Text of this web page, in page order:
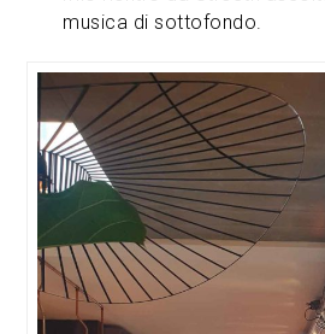
musica di sottofondo.